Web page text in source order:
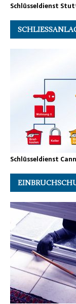
Schlüsseldienst
Schlüsseldienst